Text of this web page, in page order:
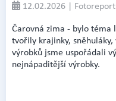
12.02.2026 | Fotoreport
Čarovná zima - bylo téma
tvořily krajinky, sněhuláky,
výrobků jsme uspořádali
nejnápaditější výrobky.